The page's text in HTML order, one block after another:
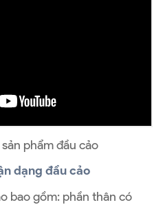
phẩm đầu cảo
dạng đầu cảo
bao gồm: phần thân có